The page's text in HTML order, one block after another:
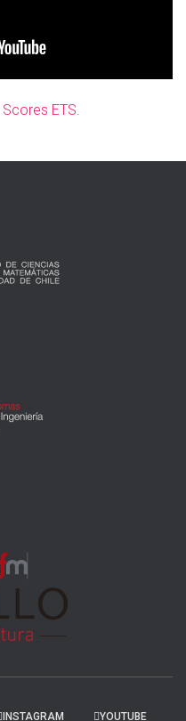
Scores ETS.
INSTAGRAM YOUTUBE